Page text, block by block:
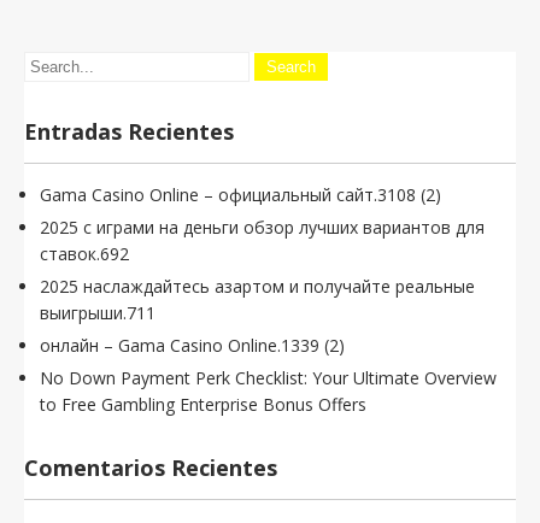
Entradas Recientes
Gama Casino Online – официальный сайт.3108 (2)
2025 с играми на деньги обзор лучших вариантов для
ставок.692
2025 наслаждайтесь азартом и получайте реальные
выигрыши.711
онлайн – Gama Casino Online.1339 (2)
No Down Payment Perk Checklist: Your Ultimate Overview
to Free Gambling Enterprise Bonus Offers
Comentarios Recientes